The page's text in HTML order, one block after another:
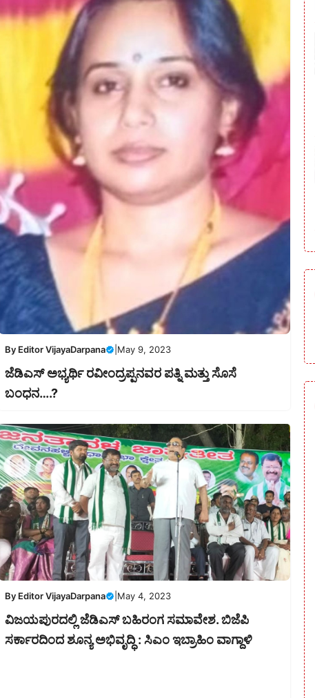
By Editor VijayaDarpana | May 9, 2023
ಜೆಡಿಎಸ್ ಅಭ್ಯರ್ಥಿ ರವೀಂದ್ರಪ್ಪನವರ ಪತ್ನಿ ಮತ್ತು ಸೊಸೆ
ಬಂಧನ….?
By Editor VijayaDarpana | May 4, 2023
ವಿಜಯಪುರದಲ್ಲಿ ಜೆಡಿಎಸ್ ಬಹಿರಂಗ ಸಮಾವೇಶ. ಬಿಜೆಪಿ
ಸರ್ಕಾರದಿಂದ ಶೂನ್ಯ ಅಭಿವೃದ್ಧಿ : ಸಿಎಂ ಇಬ್ರಾಹಿಂ ವಾಗ್ದಾಳಿ